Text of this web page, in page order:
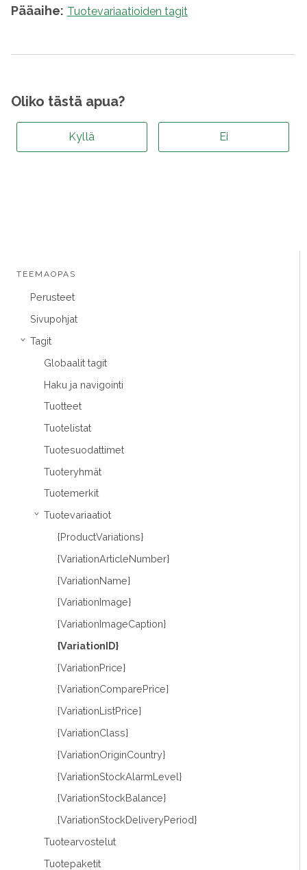
TEEMAOPAS
Perusteet
Sivupohjat
› Tagit
Globaalit tagit
Haku ja navigointi
Tuotteet
Tuotelistat
Tuotesuodattimet
Tuoteryhmät
Tuotemerkit
› Tuotevariaatiot
{ProductVariations}
{VariationArticleNumber}
{VariationName}
{VariationImage}
{VariationImageCaption}
{VariationID}
{VariationPrice}
{VariationComparePrice}
{VariationListPrice}
{VariationClass}
{VariationOriginCountry}
{VariationStockAlarmLevel}
{VariationStockBalance}
{VariationStockDeliveryPeriod}
Tuotearvostelut
Tuotepaketit
Pääaihe: Tuotevariaatioiden tagit
Oliko tästä apua?
Kyllä Ei